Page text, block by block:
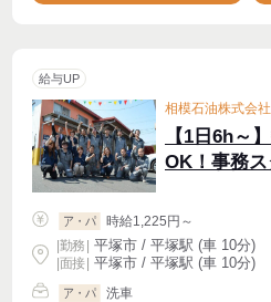
給与UP
相模石油株式会
【1日6h～
OK！事務ス
ア・パ
時給1,225円～
|勤務 平塚市 / 平塚駅 (車 10分)
| 面接 | 平塚市 / 平塚駅 (車 10分)
ア・パ 洗車